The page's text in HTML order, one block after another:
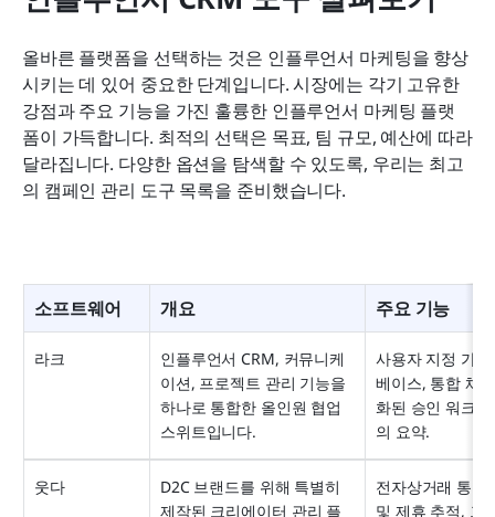
올바른 플랫폼을 선택하는 것은 인플루언서 마케팅을 향상
시키는 데 있어 중요한 단계입니다. 시장에는 각기 고유한
강점과 주요 기능을 가진 훌륭한 인플루언서 마케팅 플랫
폼이 가득합니다. 최적의 선택은 목표, 팀 규모, 예산에 따라
달라집니다. 다양한 옵션을 탐색할 수 있도록, 우리는 최고
의 캠페인 관리 도구 목록을 준비했습니다.
소프트웨어 개요 주요 기능
라크
인플루언서 CRM, 커뮤니케
이션, 프로젝트 관리 기능을
하나로 통합한 올인원 협업
스위트입니다.
사용자 지정 가
베이스, 통합 채
화된 승인 워크
의 요약.
웃다
D2C 브랜드를 위해 특별히
제작된 크리에이터 관리 플
전자상거래 통합
및 제휴 추적, 그